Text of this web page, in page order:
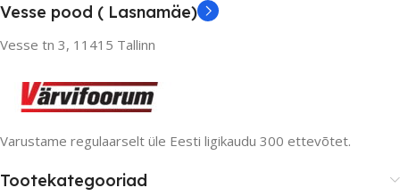
Vesse pood ( Lasnamäe)
Vesse tn 3, 11415 Tallinn
Varustame regulaarselt üle Eesti ligikaudu 300 ettevõtet.
Tootekategooriad